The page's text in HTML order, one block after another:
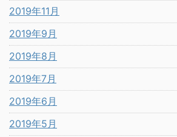
2019年11月
2019年9月
2019年8月
2019年7月
2019年6月
2019年5月